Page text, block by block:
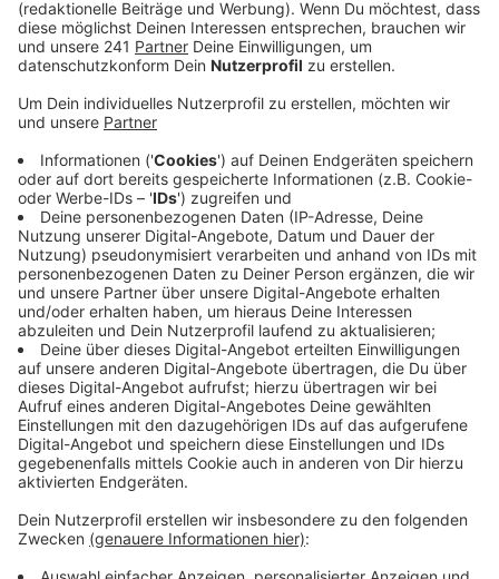
Mit der Ernte sind jetzt überall an den Feldern die
Mähdrescher unterwegs. Und das bedeutet dann
auch schon mal Wartezeiten für Autofahrer. Der
Rheinische Landwirtschaftsverband hat schon vor
einiger Zeit vor gefährlichen Überholmanövern
gewarnt. Wie es nicht ablaufen sollte, zeigt jetzt
ein Verkehrsunfall aus Düren:
Ein Autofahrer setzte laut Polizei zum Überholen
an und wollte am Mittwoch einen Mähdrescher und
fünf weitere Autos hinter dem Mähdrescher
überholen. In der Gegenrichtung war ein Traktor
unterwegs. Der Mann schätzte die
Geschwindigkeit falsch ein und prallte mit dem
Traktor zusammen. Es gab drei Leichtverletzte.
Weizen ist in Deutschland die wichtigste
Getreideart, weltweit sogar die Nummer 2 nach
Mais. Danach steht die Ernte von Mais,
Zuckerrüben und Kartoffeln auf dem Programm.
Damit hier eine gute Ernte eingefahren werden
kann, sei Regen dringend notwendig, heißt es vom